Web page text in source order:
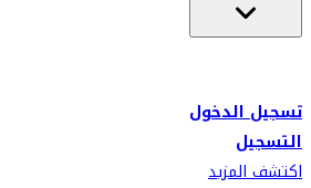
تسجيل الدخول
التسجيل
اكتشف المزيد